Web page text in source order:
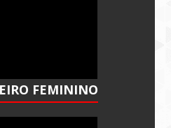
FEMININO